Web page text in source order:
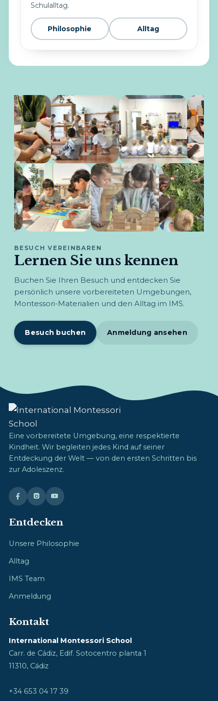
Schulalltag.
Philosophie Alltag
BESUCH VEREINBAREN
Lernen Sie uns kennen
Buchen Sie Ihren Besuch und entdecken Sie
persönlich unsere vorbereiteten Umgebungen,
Montessori-Materialien und den Alltag im IMS.
Besuch buchen Anmeldung ansehen
Eine vorbereitete Umgebung, eine respektierte
Kindheit. Wir begleiten jedes Kind auf seiner
Entdeckung der Welt — von den ersten Schritten bis
zur Adoleszenz.
Entdecken
Unsere Philosophie
Alltag
IMS Team
Anmeldung
Kontakt
International Montessori School
Carr. de Cádiz, Edif. Sotocentro planta 1
11310, Cádiz
+34 653 04 17 39